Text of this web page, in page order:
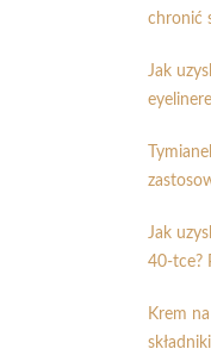
chronić
Jak
Jak
40-tce?
Krem